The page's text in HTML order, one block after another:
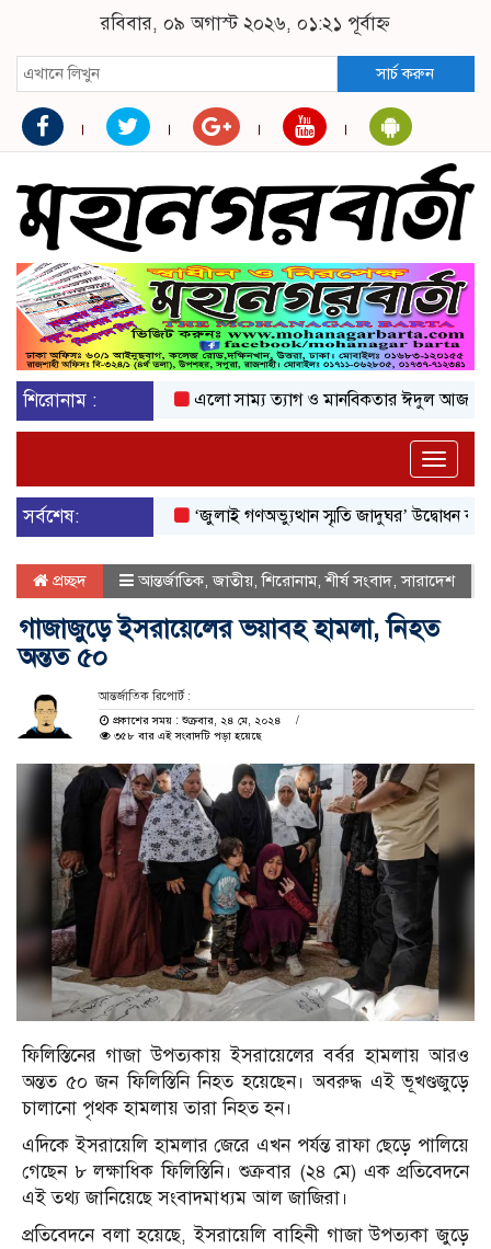
রবিবার, ০৯ অগাস্ট ২০২৬, ০১:২১ পূর্বাহ্ন
সার্চ করুন
শিরোনাম : এলো সাম্য ত্যাগ ও মানবিকতার ঈদুল আজহা
Toggle
সর্বশেষ:
‘জুলাই গণঅভ্যুত্থান স্মৃতি জাদুঘর’ উদ্বোধন করলেন
প্রচ্ছদ আন্তর্জাতিক,জাতীয়,শিরোনাম,শীর্ষ সংবাদ,সারাদেশ
গাজাজুড়ে ইসরায়েলের ভয়াবহ হামলা, নিহত
অন্তত ৫০
আন্তর্জাতিক রিপোর্ট :
প্রকাশের সময় : শুক্রবার, ২৪ মে, ২০২৪
৩৫৮ বার এই সংবাদটি পড়া হয়েছে
ফিলিস্তিনের গাজা উপত্যকায় ইসরায়েলের বর্বর হামলায় আরও
অন্তত ৫০ জন ফিলিস্তিনি নিহত হয়েছেন। অবরুদ্ধ এই ভূখণ্ডজুড়ে
চালানো পৃথক হামলায় তারা নিহত হন।
এদিকে ইসরায়েলি হামলার জেরে এখন পর্যন্ত রাফা ছেড়ে পালিয়ে
গেছেন ৮ লক্ষাধিক ফিলিস্তিনি। শুক্রবার (২৪ মে) এক প্রতিবেদনে
এই তথ্য জানিয়েছে সংবাদমাধ্যম আল জাজিরা।
প্রতিবেদনে বলা হয়েছে, ইসরায়েলি বাহিনী গাজা উপত্যকা জুড়ে